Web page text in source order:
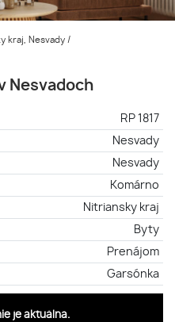
kraj, Nesvady /
Nesvadoch
RP 1817
Nesvady
Nesvady
Komárno
Nitriansky kraj
Byty
Prenájom
Garsónka
je aktuálna.